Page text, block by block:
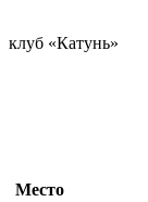
клуб «Катунь»
Место